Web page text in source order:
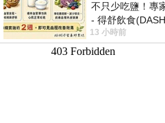
不只少吃鹽！專
- 得舒飲食
https://
13 小時前